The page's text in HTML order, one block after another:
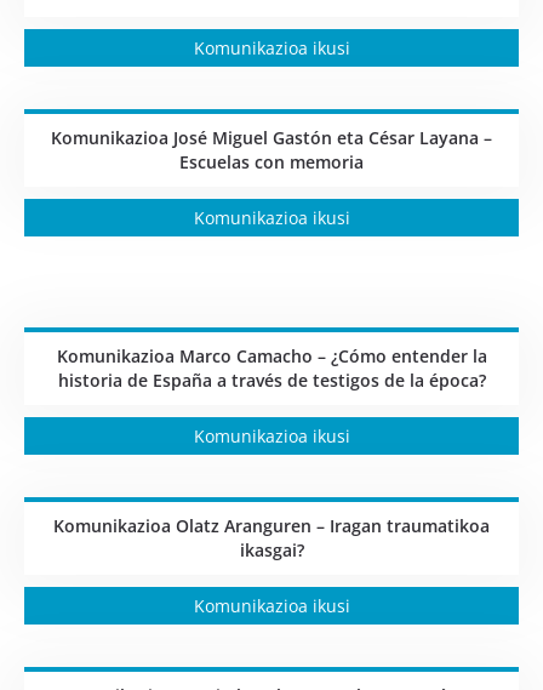
Komunikazioa ikusi
Komunikazioa José Miguel Gastón eta César Layana –
Escuelas con memoria
Komunikazioa ikusi
Komunikazioa Marco Camacho – ¿Cómo entender la
historia de España a través de testigos de la época?
Komunikazioa ikusi
Komunikazioa Olatz Aranguren – Iragan traumatikoa
ikasgai?
Komunikazioa ikusi